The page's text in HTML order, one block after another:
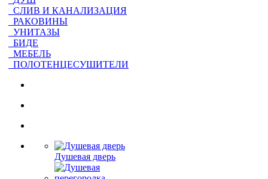
СЛИВ И КАНАЛИЗАЦИЯ
РАКОВИНЫ
УНИТАЗЫ
БИДЕ
МЕБЕЛЬ
ПОЛОТЕНЦЕСУШИТЕЛИ
Душевая дверь